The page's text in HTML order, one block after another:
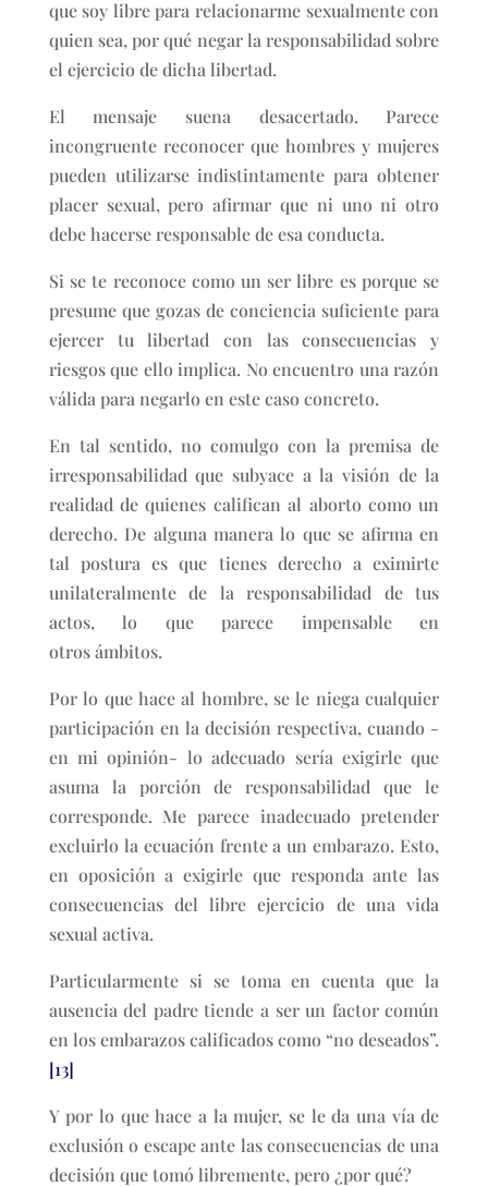
que soy libre para relacionarme sexualmente con
quien sea, por qué negar la responsabilidad sobre
el ejercicio de dicha libertad.
El mensaje suena desacertado. Parece
incongruente reconocer que hombres y mujeres
pueden utilizarse indistintamente para obtener
placer sexual, pero afirmar que ni uno ni otro
debe hacerse responsable de esa conducta.
Si se te reconoce como un ser libre es porque se
presume que gozas de conciencia suficiente para
ejercer tu libertad con las consecuencias y
riesgos que ello implica. No encuentro una razón
válida para negarlo en este caso concreto.
En tal sentido, no comulgo con la premisa de
irresponsabilidad que subyace a la visión de la
realidad de quienes califican al aborto como un
derecho. De alguna manera lo que se afirma en
tal postura es que tienes derecho a eximirte
unilateralmente de la responsabilidad de tus
actos, lo que parece impensable en
otros ámbitos.
Por lo que hace al hombre, se le niega cualquier
participación en la decisión respectiva, cuando -
en mi opinión- lo adecuado sería exigirle que
asuma la porción de responsabilidad que le
corresponde. Me parece inadecuado pretender
excluirlo la ecuación frente a un embarazo. Esto,
en oposición a exigirle que responda ante las
consecuencias del libre ejercicio de una vida
sexual activa.
Particularmente si se toma en cuenta que la
ausencia del padre tiende a ser un factor común
en los embarazos calificados como “no deseados”.
[13]
Y por lo que hace a la mujer, se le da una vía de
exclusión o escape ante las consecuencias de una
decisión que tomó libremente, pero ¿por qué?